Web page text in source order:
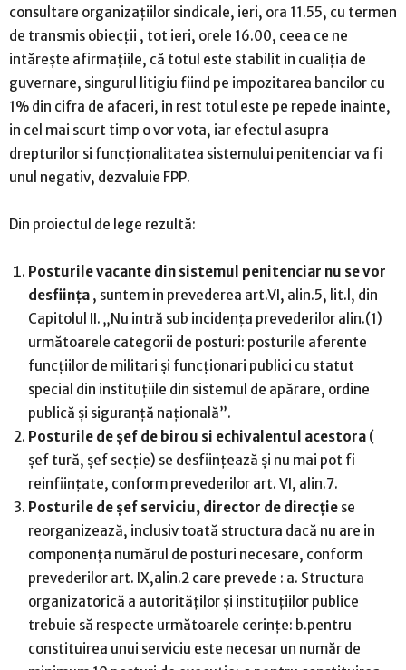
consultare organizațiilor sindicale, ieri, ora 11.55, cu termen
de transmis obiecții , tot ieri, orele 16.00, ceea ce ne
intărește afirmațiile, că totul este stabilit in cualiția de
guvernare, singurul litigiu fiind pe impozitarea bancilor cu
1% din cifra de afaceri, in rest totul este pe repede inainte,
in cel mai scurt timp o vor vota, iar efectul asupra
drepturilor si funcționalitatea sistemului penitenciar va fi
unul negativ, dezvaluie FPP.
Din proiectul de lege rezultă:
Posturile vacante din sistemul penitenciar nu se vor
desființa , suntem in prevederea art.VI, alin.5, lit.l, din
Capitolul II. „Nu intră sub incidența prevederilor alin.(1)
următoarele categorii de posturi: posturile aferente
funcțiilor de militari și funcționari publici cu statut
special din instituțiile din sistemul de apărare, ordine
publică și siguranță națională”.
Posturile de șef de birou si echivalentul acestora (
șef tură, șef secție) se desființează și nu mai pot fi
reinființate, conform prevederilor art. VI, alin.7.
Posturile de șef serviciu, director de direcție se
reorganizează, inclusiv toată structura dacă nu are in
componența numărul de posturi necesare, conform
prevederilor art. IX,alin.2 care prevede : a. Structura
organizatorică a autorităților și instituțiilor publice
trebuie să respecte următoarele cerințe: b.pentru
constituirea unui serviciu este necesar un număr de